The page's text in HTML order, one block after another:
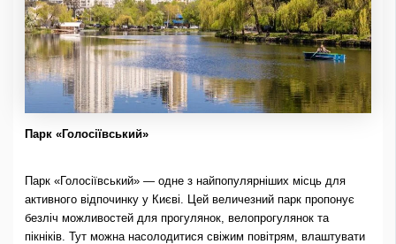
Парк «Голосіївський»
Парк «Голосіївський» — одне з найпопулярніших місць для
активного відпочинку у Києві. Цей величезний парк пропонує
безліч можливостей для прогулянок, велопрогулянок та
пікніків. Тут можна насолодитися свіжим повітрям, влаштувати